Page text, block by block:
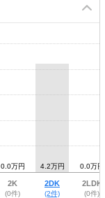
0.0万円 4.2万円 0.0万円
2K
(0件)
2DK
(2件)
2LDK
(0件)